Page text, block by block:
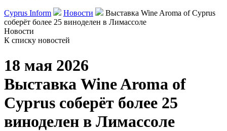
Cyprus Inform Новости
Выставка Wine Aroma of Cyprus
соберёт более 25 виноделен в Лимассоле
Новости
К списку новостей
18 мая 2026
Выставка Wine Aroma of
Cyprus соберёт более 25
виноделен в Лимассоле